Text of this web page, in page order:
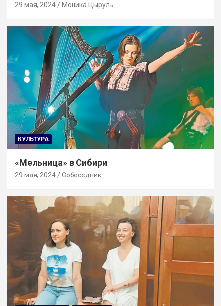
29 мая, 2024 Моника Цыруль
КУЛЬТУРА
«Мельница» в Сибири
29 мая, 2024 Собеседник